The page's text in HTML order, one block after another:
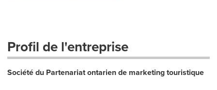
Profil de l'entreprise
Société du Partenariat ontarien de marketing touristique